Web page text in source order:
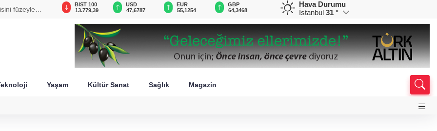
füzeyle
6.660,55
BIST 100
13.779,39
USD
47,6787
EUR
55,1254
GBP
64,3468
CHF
59,0083
CAD
34,1883
Hava Durumu
İstanbul 31 °
Yaşam Kültür Sanat Sağlık Magazin